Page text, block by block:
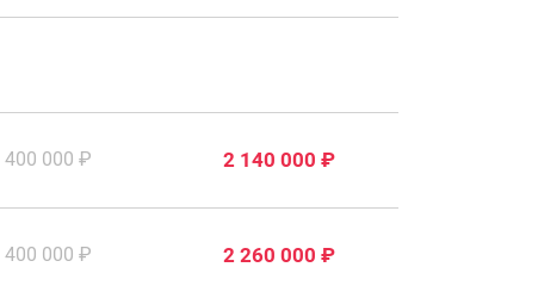
400 000 ₽ 2 140 000 ₽
400 000 ₽ 2 260 000 ₽